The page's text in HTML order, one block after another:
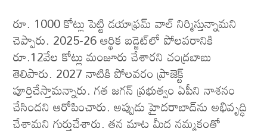
రూ. 1000 కోట్లు పెట్టి డయాఫ్రమ్‌ వాల్‌ నిర్మిస్తున్నామని
చెప్పారు. 2025-26 ఆర్థిక బడ్జెట్‌లో పోలవరానికి
రూ.12వేల కోట్లు మంజూరు చేశారని చంద్రబాబు
తెలిపారు. 2027 నాటికి పోలవరం ప్రాజెక్ట్
పూర్తిచేస్తామన్నారు. గత జగన్ ప్రభుత్వం ఏపీని నాశనం
చేసిందని ఆరోపించారు. అప్పుడు హైదరాబాద్‌ను అభివృద్ధి
చేశామని గుర్తుచేశారు. తన మాట మీద నమ్మకంతో